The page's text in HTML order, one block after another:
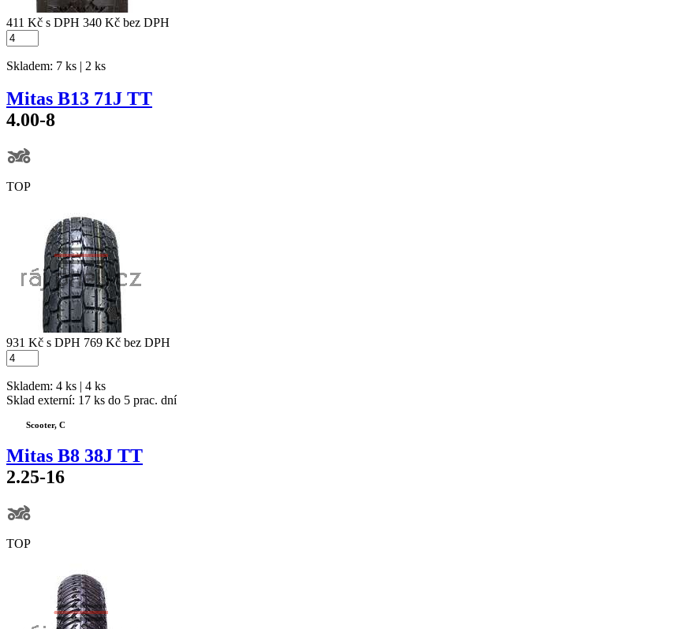
411 Kč s DPH 340 Kč bez DPH
Skladem: 7 ks | 2 ks
Mitas B13 71J TT
4.00-8
TOP
931 Kč s DPH 769 Kč bez DPH
Skladem: 4 ks | 4 ks
Sklad externí: 17 ks do 5 prac. dní
Scooter, C
Mitas B8 38J TT
2.25-16
TOP